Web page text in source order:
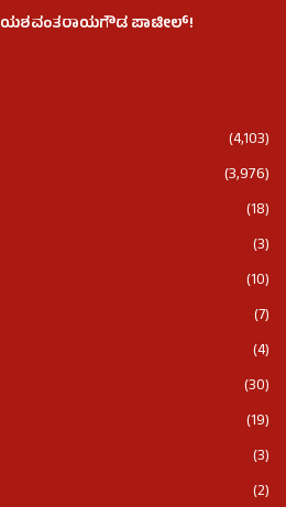
ಪಾಟೀಲ್‌!
(4,103)
(3,976)
(18)
(3)
(10)
(7)
(4)
(30)
(19)
(3)
(2)